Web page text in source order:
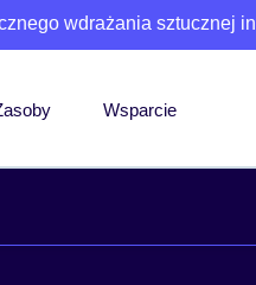
wdrażania sztucznej
Wsparcie